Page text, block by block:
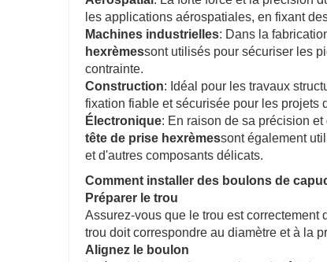
les applications aérospatiales, en fixant
Machines industrielles: Dans la
hexrèmessont utilisés pour sécuriser les
contrainte.
Construction: Idéal pour les travaux
fixation fiable et sécurisée pour les projets
Électronique: En raison de sa précision
tête de prise hexrèmessont également
et d'autres composants délicats.
Comment installer des boulons de
Préparer le trou
Assurez-vous que le trou est
trou doit correspondre au diamètre et à la
Alignez le boulon